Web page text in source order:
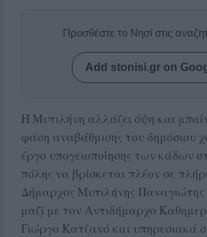
Προσθέστε το Νησί στις
Add stonisi.gr on
Η Μυτιλήνη αλλάζει όψη και
φάση αναβάθμισης του δημόσιου
έργο υπογειοποίησης των κάδων
πόλης να βρίσκεται πλέον σε
Δήμαρχος Μυτιλήνης
μαζί με τον Αντιδήμαρχο
Γιώργο Κατζανό και υπηρεσιακά